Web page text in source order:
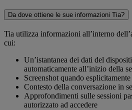
Da dove ottiene le sue informazioni Tia?
Tia utilizza informazioni all’interno
cui:
Un’istantanea dei dati del
automaticamente all’inizio della
Screenshot quando
Contesto della conversazione in
Approfondimenti sulle sessioni
autorizzato ad accedere